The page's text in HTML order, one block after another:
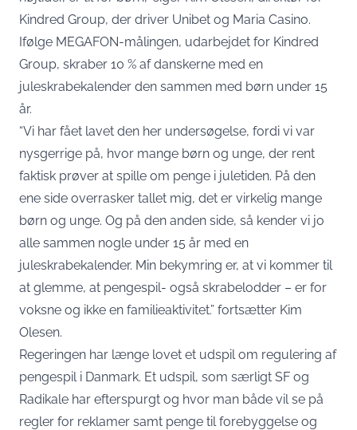
Kindred Group, der driver Unibet og Maria Casino.
Ifølge MEGAFON-målingen, udarbejdet for Kindred
Group, skraber 10 % af danskerne med en
juleskrabekalender den sammen med børn under 15
år.
“Vi har fået lavet den her undersøgelse, fordi vi var
nysgerrige på, hvor mange børn og unge, der rent
faktisk prøver at spille om penge i juletiden. På den
ene side overrasker tallet mig, det er virkelig mange
børn og unge. Og på den anden side, så kender vi jo
alle sammen nogle under 15 år med en
juleskrabekalender. Min bekymring er, at vi kommer til
at glemme, at pengespil- også skrabelodder – er for
voksne og ikke en familieaktivitet.” fortsætter Kim
Olesen.
Regeringen har længe lovet et udspil om regulering af
pengespil i Danmark. Et udspil, som særligt SF og
Radikale har efterspurgt og hvor man både vil se på
regler for reklamer samt penge til forebyggelse og